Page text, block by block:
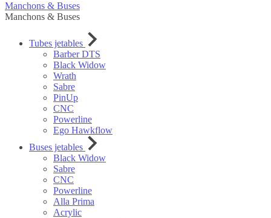
Manchons & Buses
Manchons & Buses
Tubes jetables
Barber DTS
Black Widow
Wrath
Sabre
PinUp
CNC
Powerline
Ego Hawkflow
Buses jetables
Black Widow
Sabre
CNC
Powerline
Alla Prima
Acrylic